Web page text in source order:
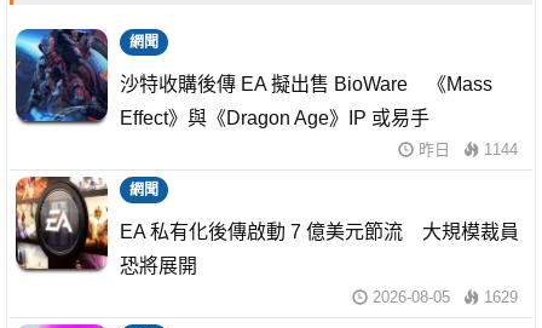
網聞
沙特收購後傳 EA 擬出售 BioWare 《Mass
Effect》與《Dragon Age》IP 或易手
昨日 1144
網聞
EA 私有化後傳啟動 7 億美元節流 大規模裁員
恐將展開
2026-08-05 1629